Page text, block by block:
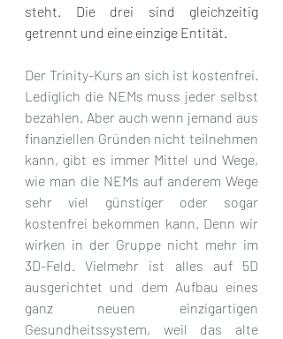
steht. Die drei sind gleichzeitig
getrennt und eine einzige Entität.
Der Trinity-Kurs an sich ist kostenfrei.
Lediglich die NEMs muss jeder selbst
bezahlen. Aber auch wenn jemand aus
finanziellen Gründen nicht teilnehmen
kann, gibt es immer Mittel und Wege,
wie man die NEMs auf anderem Wege
sehr viel günstiger oder sogar
kostenfrei bekommen kann. Denn wir
wirken in der Gruppe nicht mehr im
3D-Feld. Vielmehr ist alles auf 5D
ausgerichtet und dem Aufbau eines
ganz neuen einzigartigen
Gesundheitssystem, weil das alte